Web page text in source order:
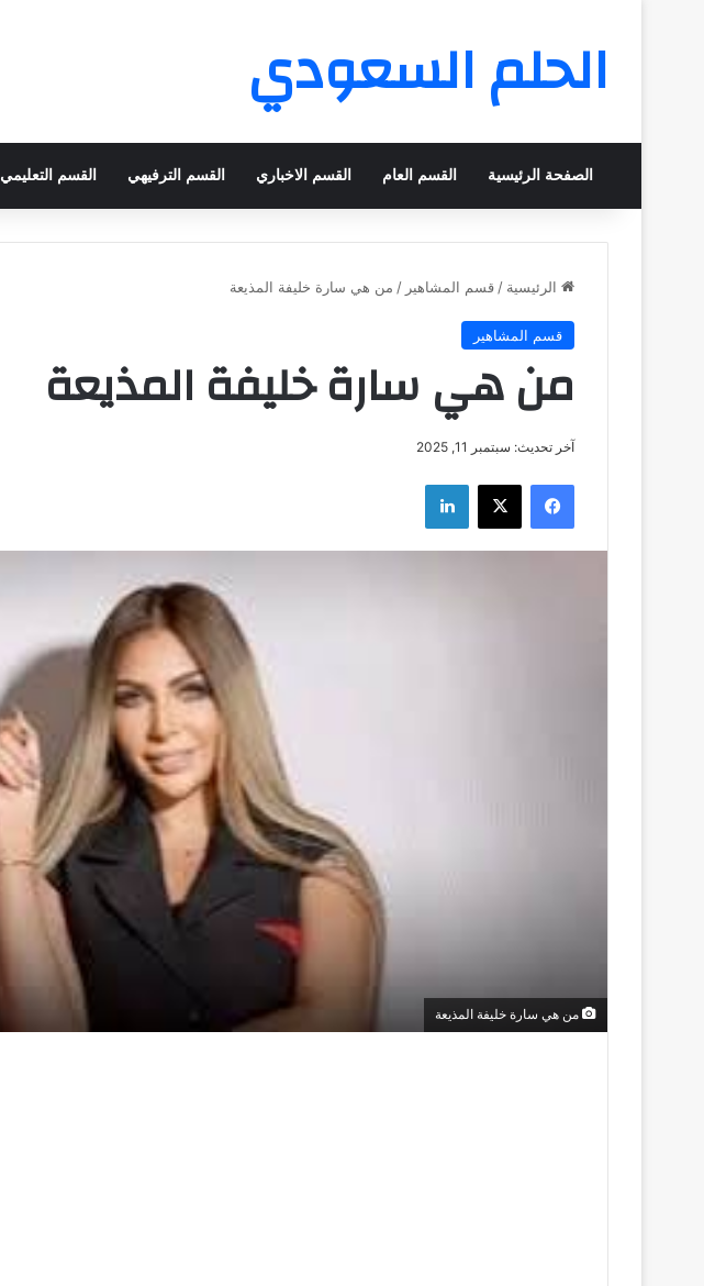
الحلم السعودي
الصفحة الرئيسية القسم العام القسم الاخباري القسم الترفيهي القسم التعليمي
الرئيسية / قسم المشاهير / من هي سارة خليفة المذيعة
قسم المشاهير
من هي سارة خليفة المذيعة
آخر تحديث: سبتمبر 11, 2025
فيسبوك ‫X لينكدإن
من هي سارة خليفة المذيعة